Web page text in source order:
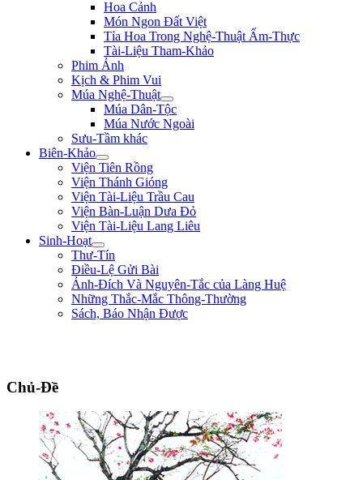
Hoa Cảnh
Món Ngon Đất Việt
Tỉa Hoa Trong Nghệ-Thuật Ẩm-Thực
Tài-Liệu Tham-Khảo
Phim Ảnh
Kịch & Phim Vui
Múa Nghệ-Thuật
Múa Dân-Tộc
Múa Nước Ngoài
Sưu-Tầm khác
Biên-Khảo
Viện Tiên Rồng
Viện Thánh Gióng
Viện Tài-Liệu Trầu Cau
Viện Bàn-Luận Dưa Đỏ
Viện Tài-Liệu Lang Liêu
Sinh-Hoạt
Thư-Tín
Điều-Lệ Gửi Bài
Ảnh-Đích Và Nguyên-Tắc của Làng Huệ
Những Thắc-Mắc Thông-Thường
Sách, Báo Nhận Được
Chủ-Đề